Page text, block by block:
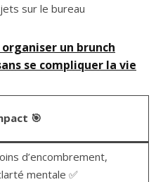
sur le bureau
un brunch
se compliquer la vie
🎯
d’encombrement,
mentale ✅